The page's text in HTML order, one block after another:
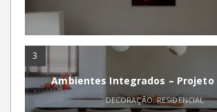
3
Ambientes Integrados – Projeto
DECORAÇÃO,RESIDENCIAL